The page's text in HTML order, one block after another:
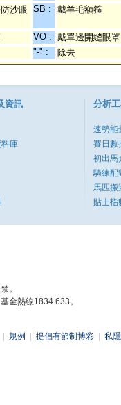
沙眼 SB : 戴羊毛額箍
VO : 戴單邊開縫眼罩
"-" : 除去
資訊
庫
分析
速勢能
賽日數
初出馬
騎練配
馬匹搬
貼士指
。
金熱線1834 633。
規例 提倡有節制博彩 私